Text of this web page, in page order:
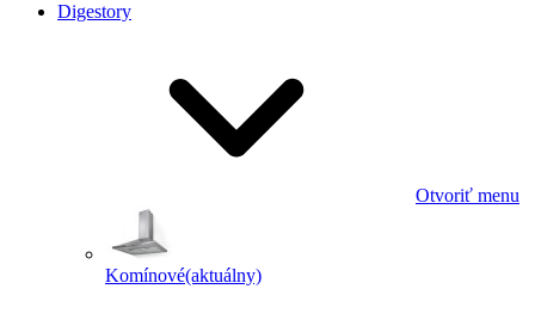
Digestory
Otvoriť menu
Komínové(aktuálny)